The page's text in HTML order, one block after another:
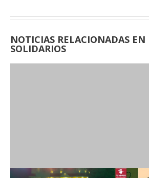
NOTICIAS RELACIONADAS EN
SOLIDARIOS